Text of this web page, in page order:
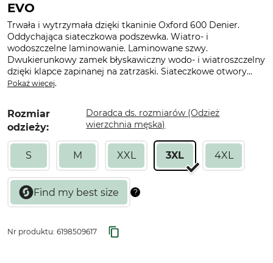
EVO
Trwała i wytrzymała dzięki tkaninie Oxford 600 Denier.
Oddychająca siateczkowa podszewka. Wiatro- i
wodoszczelne laminowanie. Laminowane szwy.
Dwukierunkowy zamek błyskawiczny wodo- i wiatroszczelny
dzięki klapce zapinanej na zatrzaski. Siateczkowe otwory...
Pokaż więcej.
Rozmiar
odzieży:
Doradca ds. rozmiarów (Odzież
wierzchnia męska)
S M XXL 3XL 4XL
Nr produktu: 6198509617